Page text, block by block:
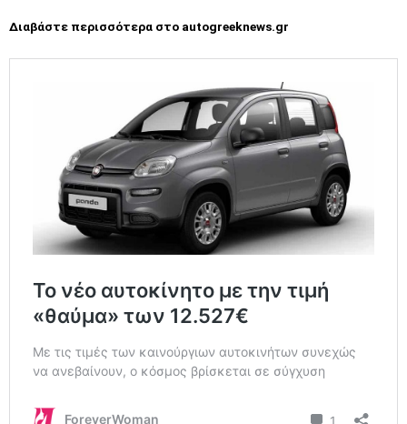
Διαβάστε περισσότερα στο autogreeknews.gr